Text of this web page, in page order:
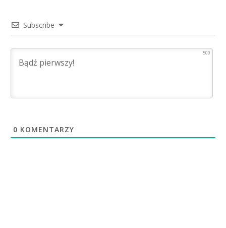
Subscribe
500
0 KOMENTARZY